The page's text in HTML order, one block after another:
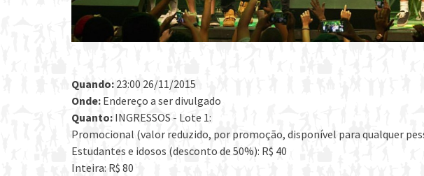
Quando: 23:00 26/11/2015
Onde: Endereço a ser divulgado
Quanto: INGRESSOS - Lote 1:
Promocional (valor reduzido, por promoção, disponível para qualquer
Estudantes e idosos (desconto de 50%): R$ 40
Inteira: R$ 80